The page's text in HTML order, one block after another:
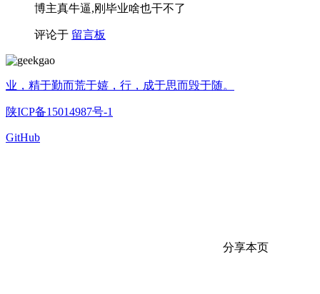
博主真牛逼,刚毕业啥也干不了
评论于 留言板
业，精于勤而荒于嬉，行，成于思而毁于随。
陕ICP备15014987号-1
GitHub
分享本页